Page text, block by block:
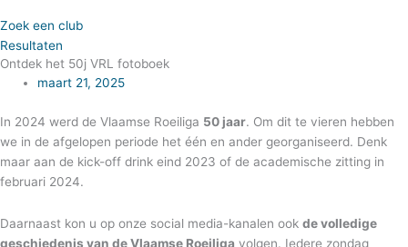
Zoek een club
Resultaten
Ontdek het 50j VRL fotoboek
maart 21, 2025
In 2024 werd de Vlaamse Roeiliga 50 jaar. Om dit te vieren hebben
we in de afgelopen periode het één en ander georganiseerd. Denk
maar aan de kick-off drink eind 2023 of de academische zitting in
februari 2024.
Daarnaast kon u op onze social media-kanalen ook de volledige
geschiedenis van de Vlaamse Roeiliga volgen. Iedere zondag